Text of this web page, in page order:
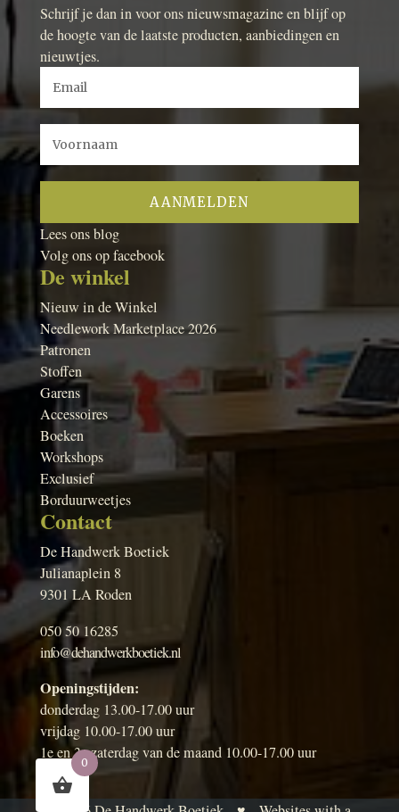
Schrijf je dan in voor ons nieuwsmagazine en blijf op
de hoogte van de laatste producten, aanbiedingen en
nieuwtjes.
Lees ons blog
Volg ons op facebook
De winkel
Nieuw in de Winkel
Needlework Marketplace 2026
Patronen
Stoffen
Garens
Accessoires
Boeken
Workshops
Exclusief
Borduurweetjes
Contact
De Handwerk Boetiek
Julianaplein 8
9301 LA Roden
050 50 16285
info@dehandwerkboetiek.nl
Openingstijden:
donderdag 13.00-17.00 uur
vrijdag 10.00-17.00 uur
1e en 3e zaterdag van de maand 10.00-17.00 uur
0